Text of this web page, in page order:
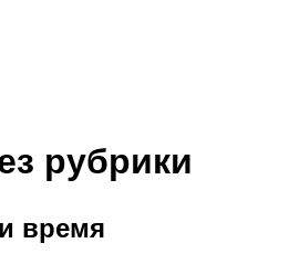
рубрики
время